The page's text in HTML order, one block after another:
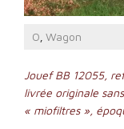
O, Wagon
de
Jouef BB 12055,
livrée originale sans
« miofiltres »,